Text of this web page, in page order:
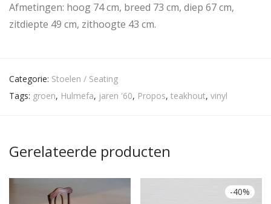
Afmetingen: hoog 74 cm, breed 73 cm, diep 67 cm,
zitdiepte 49 cm, zithoogte 43 cm.
Categorie: Stoelen / Seating
Tags: groen, Hulmefa, jaren '60, Propos, teakhout, vinyl
Gerelateerde producten
-40%